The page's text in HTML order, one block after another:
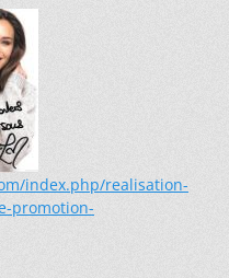
index.php/realisation-
promotion-